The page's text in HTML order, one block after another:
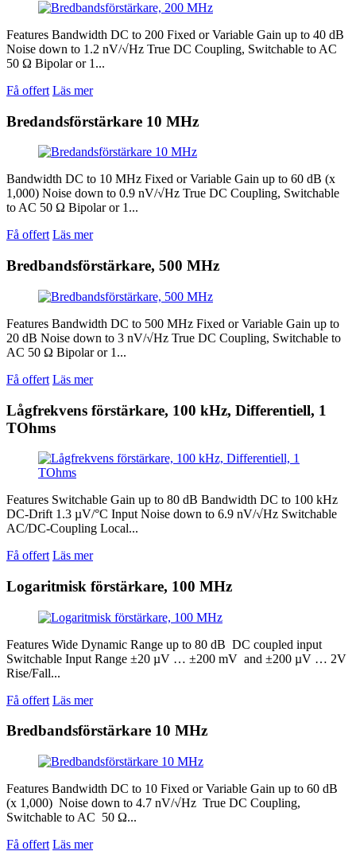
Features Bandwidth DC to 200 Fixed or Variable Gain up to 40 dB
Noise down to 1.2 nV/√Hz True DC Coupling, Switchable to AC
50 Ω Bipolar or 1...
Få offert Läs mer
Bredandsförstärkare 10 MHz
Bandwidth DC to 10 MHz Fixed or Variable Gain up to 60 dB (x
1,000) Noise down to 0.9 nV/√Hz True DC Coupling, Switchable
to AC 50 Ω Bipolar or 1...
Få offert Läs mer
Bredbandsförstärkare, 500 MHz
Features Bandwidth DC to 500 MHz Fixed or Variable Gain up to
20 dB Noise down to 3 nV/√Hz True DC Coupling, Switchable to
AC 50 Ω Bipolar or 1...
Få offert Läs mer
Lågfrekvens förstärkare, 100 kHz, Differentiell, 1
TOhms
Features Switchable Gain up to 80 dB Bandwidth DC to 100 kHz
DC-Drift 1.3 µV/°C Input Noise down to 6.9 nV/√Hz Switchable
AC/DC-Coupling Local...
Få offert Läs mer
Logaritmisk förstärkare, 100 MHz
Features Wide Dynamic Range up to 80 dB DC coupled input
Switchable Input Range ±20 µV … ±200 mV and ±200 µV … 2V
Rise/Fall...
Få offert Läs mer
Bredbandsförstärkare 10 MHz
Features Bandwidth DC to 10 Fixed or Variable Gain up to 60 dB
(x 1,000) Noise down to 4.7 nV/√Hz True DC Coupling,
Switchable to AC 50 Ω...
Få offert Läs mer